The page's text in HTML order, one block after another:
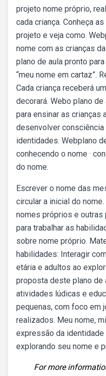
projeto nome próprio,
cada criança. Conheça
projeto e veja como.
nome com as crianças
plano de aula pronto
“meu nome em cartaz”.
Cada criança receberá
decorará. Webo plano
para ensinar as crianças
desenvolver
identidades. Webplano
conhecendo o nome ·
do nome.
Escrever o nome das
circular a inicial do
nomes próprios e
para trabalhar as
sobre nome próprio.
habilidades: Interagir
etária e adultos ao
proposta deste plano de
atividades lúdicas e
pequenas, com foco em
realizados. Meu nome,
expressão da
explorando seu nome e
For more